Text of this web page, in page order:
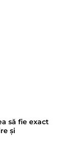
să fie exact
și